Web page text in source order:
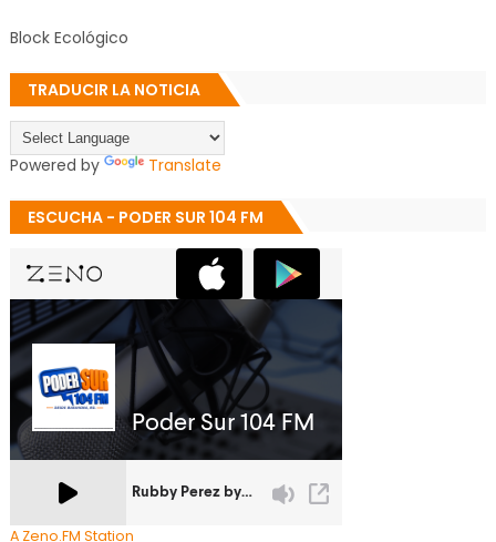
Block Ecológico
TRADUCIR LA NOTICIA
Powered by Translate
ESCUCHA - PODER SUR 104 FM
A Zeno.FM Station